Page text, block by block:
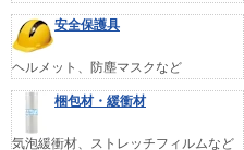
安全保護具
ヘルメット、防塵マスクなど
梱包材・緩衝材
気泡緩衝材、ストレッチフィルムなど